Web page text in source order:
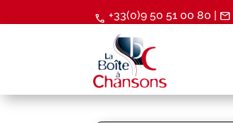
call +33(0)9 50 51 00 80 | mail